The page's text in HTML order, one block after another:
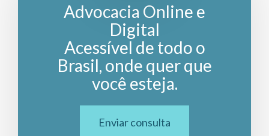
Advocacia Online e
Digital
Acessível de todo o
Brasil, onde quer que
você esteja.
Enviar consulta